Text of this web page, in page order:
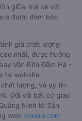
giữa nhà xe với
được đảm bảo
giá chất lượng
nhất, được hưởng
Vân Đồn Đầm Hà -
tại website
lượng, và uy tín
Đối với bất cứ giao
Ninh từ Sân
web Vexere.com